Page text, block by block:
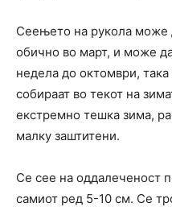
Сеењето на рукола може
обично во март, и може
недела до октомври,
собираат во текот на
екстремно тешка зима,
малку заштитени.
Се сее на оддалеченост
самиот ред 5-10 см. Се